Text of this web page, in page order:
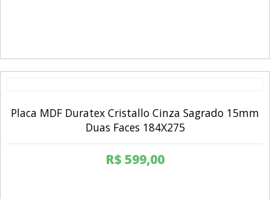
Placa MDF Duratex Cristallo Cinza Sagrado 15mm
Duas Faces 184X275
R$ 599,00